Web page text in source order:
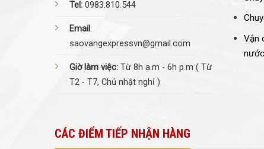
Tel: 0983.810.544
Email:
saovangexpressvn@gmail.com
Giờ làm việc: Từ 8h a.m - 6h p.m ( Từ
T2 - T7, Chủ nhật nghỉ )
Vận
nước
CÁC ĐIỂM TIẾP NHẬN HÀNG